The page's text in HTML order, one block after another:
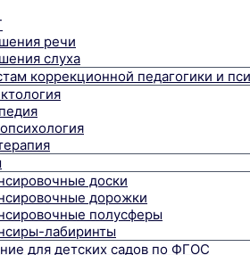
речи
слуха
коррекционной педагогики и
доски
дорожки
полусферы
лабиринты
для детских садов по ФГОС